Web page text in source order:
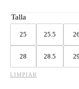
Talla
25 25.5 26
28 28.5 29
LIMPIAR